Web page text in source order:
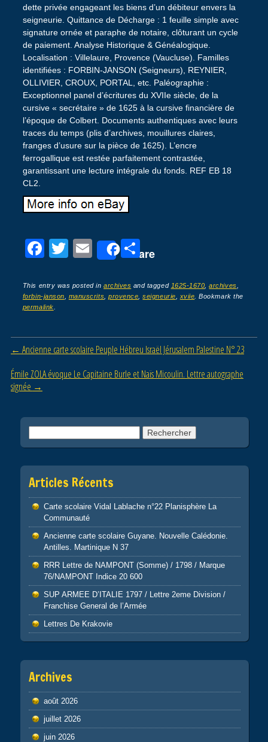
dette privée engageant les biens d’un débiteur envers la
seigneurie. Quittance de Décharge : 1 feuille simple avec
signature ornée et paraphe de notaire, clôturant un cycle
de paiement. Analyse Historique & Généalogique.
Localisation : Villelaure, Provence (Vaucluse). Familles
identifiées : FORBIN-JANSON (Seigneurs), REYNIER,
OLLIVIER, CROUX, PORTAL, etc. Paléographie :
Exceptionnel panel d’écritures du XVIIe siècle, de la
cursive « secrétaire » de 1625 à la cursive financière de
l’époque de Colbert. Documents authentiques avec leurs
traces du temps (plis d’archives, mouillures claires,
franges d’usure sur la pièce de 1625). L’encre
ferrogallique est restée parfaitement contrastée,
garantissant une lecture intégrale du fonds. REF EB 18
CL2.
F
c
e
o
k
T
tt
er
E
ail
Share
P
ta
g
This entry was posted inarchives and tagged 1625-1670 ,archives
forbin-janson
manuscrits ,provence ,seigneurie xviie . Bookmark the
permalink
Post navigation
← Ancienne carte scolaire Peuple Hébreu Israël Jérusalem Palestine N° 23
Émile ZOLA évoque Le Capitaine Burle et Naïs Micoulin. Lettre autographe
signée →
Articles Récents
Carte scolaire Vidal Lablache n°22 Planisphère La
Communauté
Ancienne carte scolaire Guyane. Nouvelle Calédonie.
Antilles. Martinique N 37
RRR Lettre de NAMPONT (Somme) / 1798 / Marque
76/NAMPONT Indice 20 600
SUP ARMEE D’ITALIE 1797 / Lettre 2eme Division /
Franchise General de l’Armée
Lettres De Krakovie
Archives
août 2026
juillet 2026
juin 2026